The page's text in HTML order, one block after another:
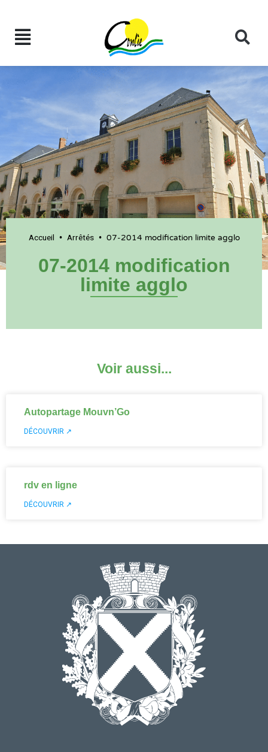
Accueil • Arrêtés• 07-2014 modification limite agglo
07-2014 modification
limite agglo
Voir aussi...
Autopartage Mouvn’Go
DÉCOUVRIR ↗
rdv en ligne
DÉCOUVRIR ↗